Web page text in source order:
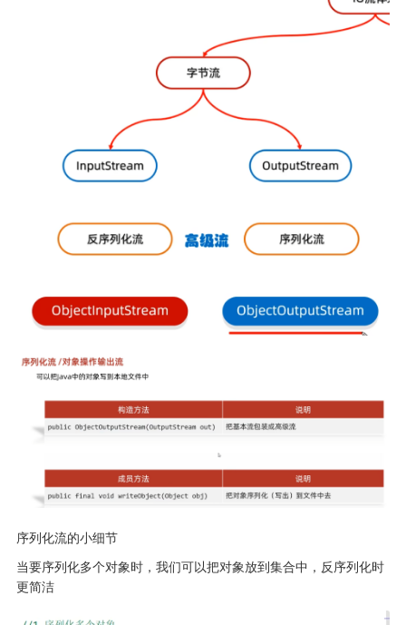
序列化流的小细节
当要序列化多个对象时，我们可以把对象放到集合中，反序列化时
更简洁